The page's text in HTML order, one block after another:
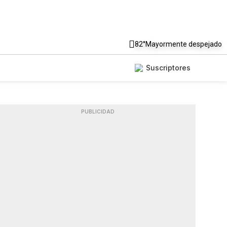
82°Mayormente despejado
Suscriptores
PUBLICIDAD